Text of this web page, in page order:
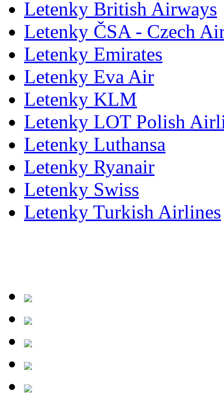
Letenky British Airways
Letenky ČSA - Czech
Letenky Emirates
Letenky Eva Air
Letenky KLM
Letenky LOT Polish
Letenky Luthansa
Letenky Ryanair
Letenky Swiss
Letenky Turkish Airlines